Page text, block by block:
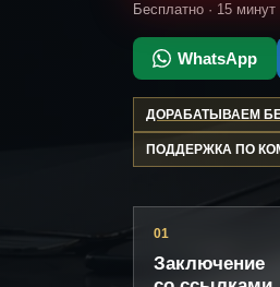
Бесплатно · 15
WhatsApp
ДОРАБАТЫВАЕМ
ПОДДЕРЖКА ПО
01
Заключение